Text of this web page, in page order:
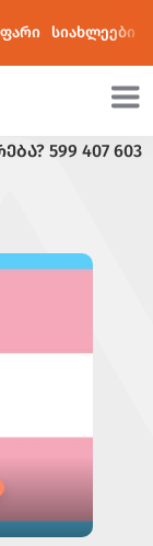
სიახლეები
599 407 603